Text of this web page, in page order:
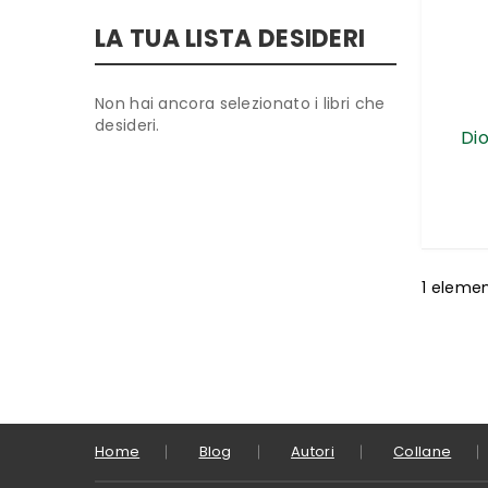
1
LA TUA LISTA DESIDERI
Non hai ancora selezionato i libri che
desideri.
Home Blog Autori Collane